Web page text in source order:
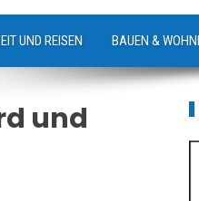
UND REISEN BAUEN &
und